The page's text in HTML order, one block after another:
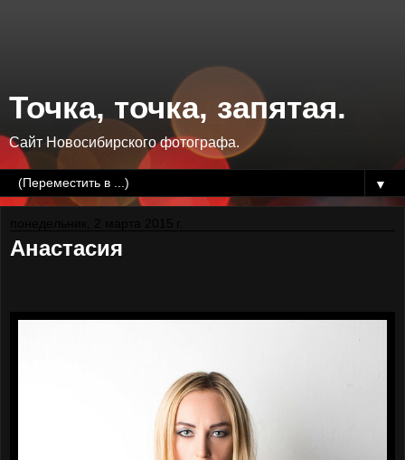
Точка, точка, запятая.
Сайт Новосибирского фотографа.
▼
Анастасия